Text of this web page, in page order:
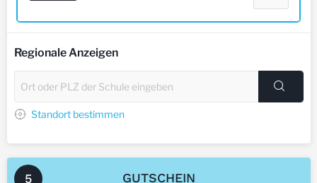
Regionale Anzeigen
Standort bestimmen
5 GUTSCHEIN